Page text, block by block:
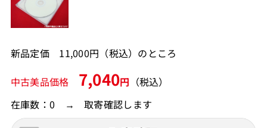
新品定価 11,000円（税込）のところ
中古美品価格 7,040円 （税込）
在庫数：0 → 取寄確認します